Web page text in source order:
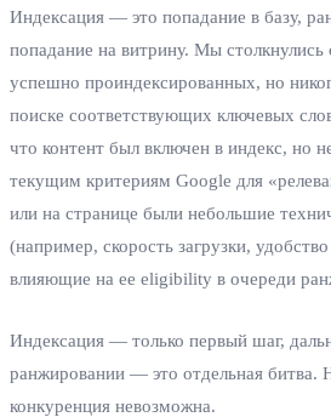
Индексация — это попадание в базу,
попадание на витрину. Мы
успешно проиндексированных, но
поиске соответствующих ключевых
что контент был включен в индекс, но
текущим критериям Google для
или на странице были небольшие
(например, скорость загрузки,
влияющие на ее eligibility в очереди
Индексация — только первый шаг,
ранжировании — это отдельная битва.
конкуренция невозможна.